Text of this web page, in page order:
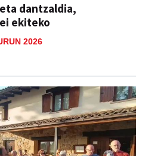
dantzaldia,
ekiteko
2026